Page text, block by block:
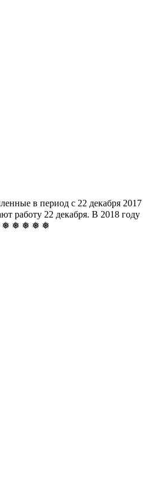
в период с 22 декабря 2017
22 декабря. В 2018 году
❅ ❅ ❅ ❅ ❅ ❅